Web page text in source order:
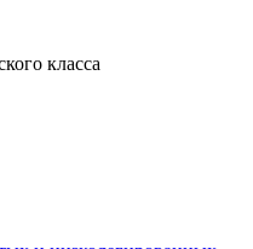
класса